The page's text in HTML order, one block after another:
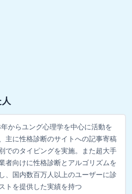
からユング心理学を中心に活動を
主に性格診断のサイトへの記事寄稿
でのタイピングを実施。また超大手
者向けに性格診断とアルゴリズムを
、国内数百万人以上のユーザーに診
トを提供した実績を持つ